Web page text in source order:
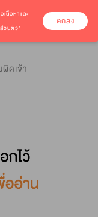
ดเจ้า
เนื้อหาและ
วนตัว’
ตกลง